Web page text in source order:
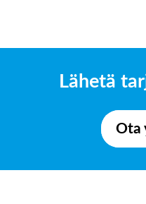
Lähetä
Ota